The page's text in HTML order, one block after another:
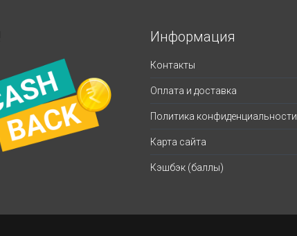
Информация
Контакты
Оплата и доставка
Политика конфиденциальности
Карта сайта
Кэшбэк (баллы)